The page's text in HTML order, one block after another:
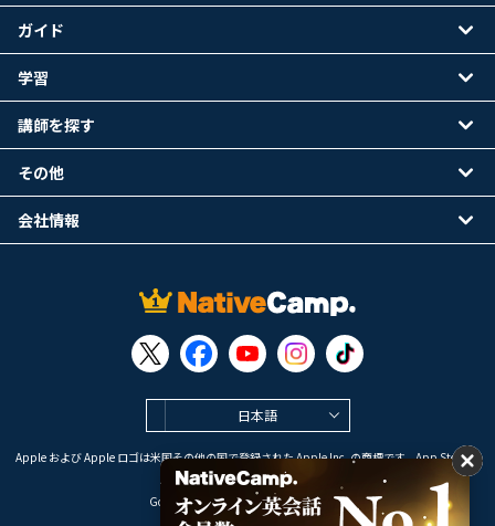
日本語
Apple および Apple ロゴは米国その他の国で登録された Apple Inc. の商標です。App Store は
Apple Inc. のサービスマークです。
Google Play は Google LLC の商標です。
ガイド
学習
講師を探す
その他
会社情報